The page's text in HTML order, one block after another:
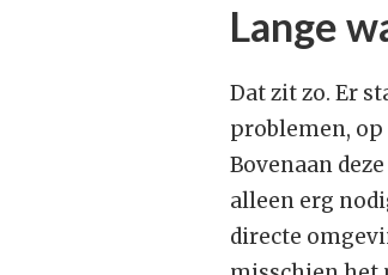
Lange
Dat zit zo. Er
problemen,
Bovenaan
alleen erg
directe